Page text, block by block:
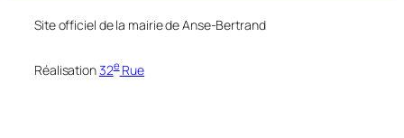
Site officiel de la mairie de Anse-Bertrand
Réalisation32eRue